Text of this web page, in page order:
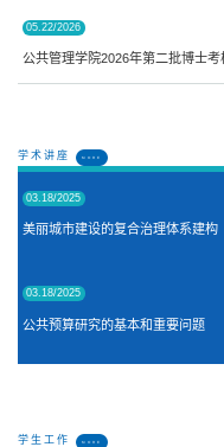
05.22/2026
公共管理学院2026年第二批博士考
学术讲座 MORE
03.18/2025
美丽城市建设的复合治理体系建构
03.18/2025
公共预算研究的基本和重要问题
学生工作 MORE